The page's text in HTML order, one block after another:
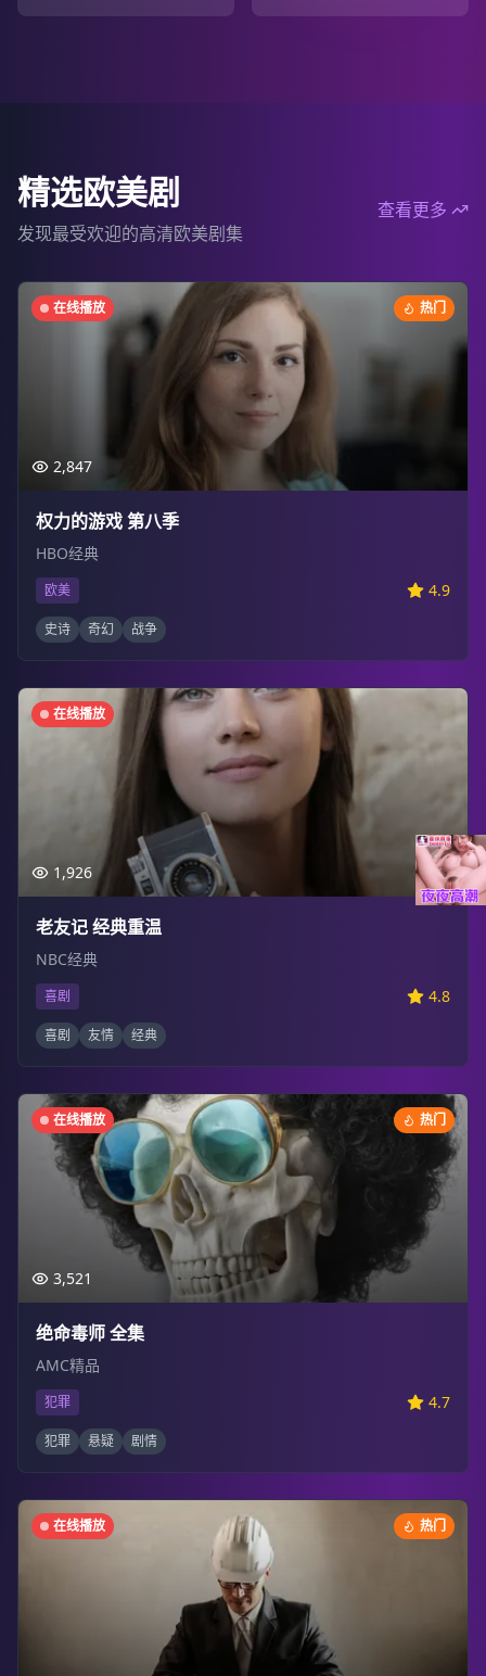
精选欧美剧
发现最受欢迎的高清欧美剧集
查看更多
在线播放 热门
2,847
权力的游戏 第八季
HBO经典
欧美 4.9
史诗 奇幻 战争
在线播放
1,926
老友记 经典重温
NBC经典
喜剧 4.8
喜剧 友情 经典
在线播放 热门
3,521
绝命毒师 全集
AMC精品
犯罪 4.7
犯罪 悬疑 剧情
在线播放 热门